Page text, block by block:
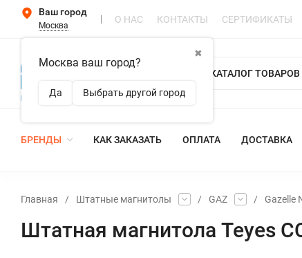
Ваш город
Москва
✖
Москва ваш город?
Да Выбрать другой город
О НАС КОНТАКТЫ СЕРТИФИКАТЫ
КАТАЛОГ ТОВАРОВ
БРЕНДЫ КАК ЗАКАЗАТЬ ОПЛАТА ДОСТАВКА
Главная / Штатные магнитолы / GAZ / Gazelle
Штатная магнитола Teyes